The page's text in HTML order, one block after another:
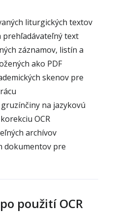
liturgických textov
text
záznamov, listín a
ako PDF
skenov pre
na jazykovú
OCR
archívov
dokumentov pre
použití OCR